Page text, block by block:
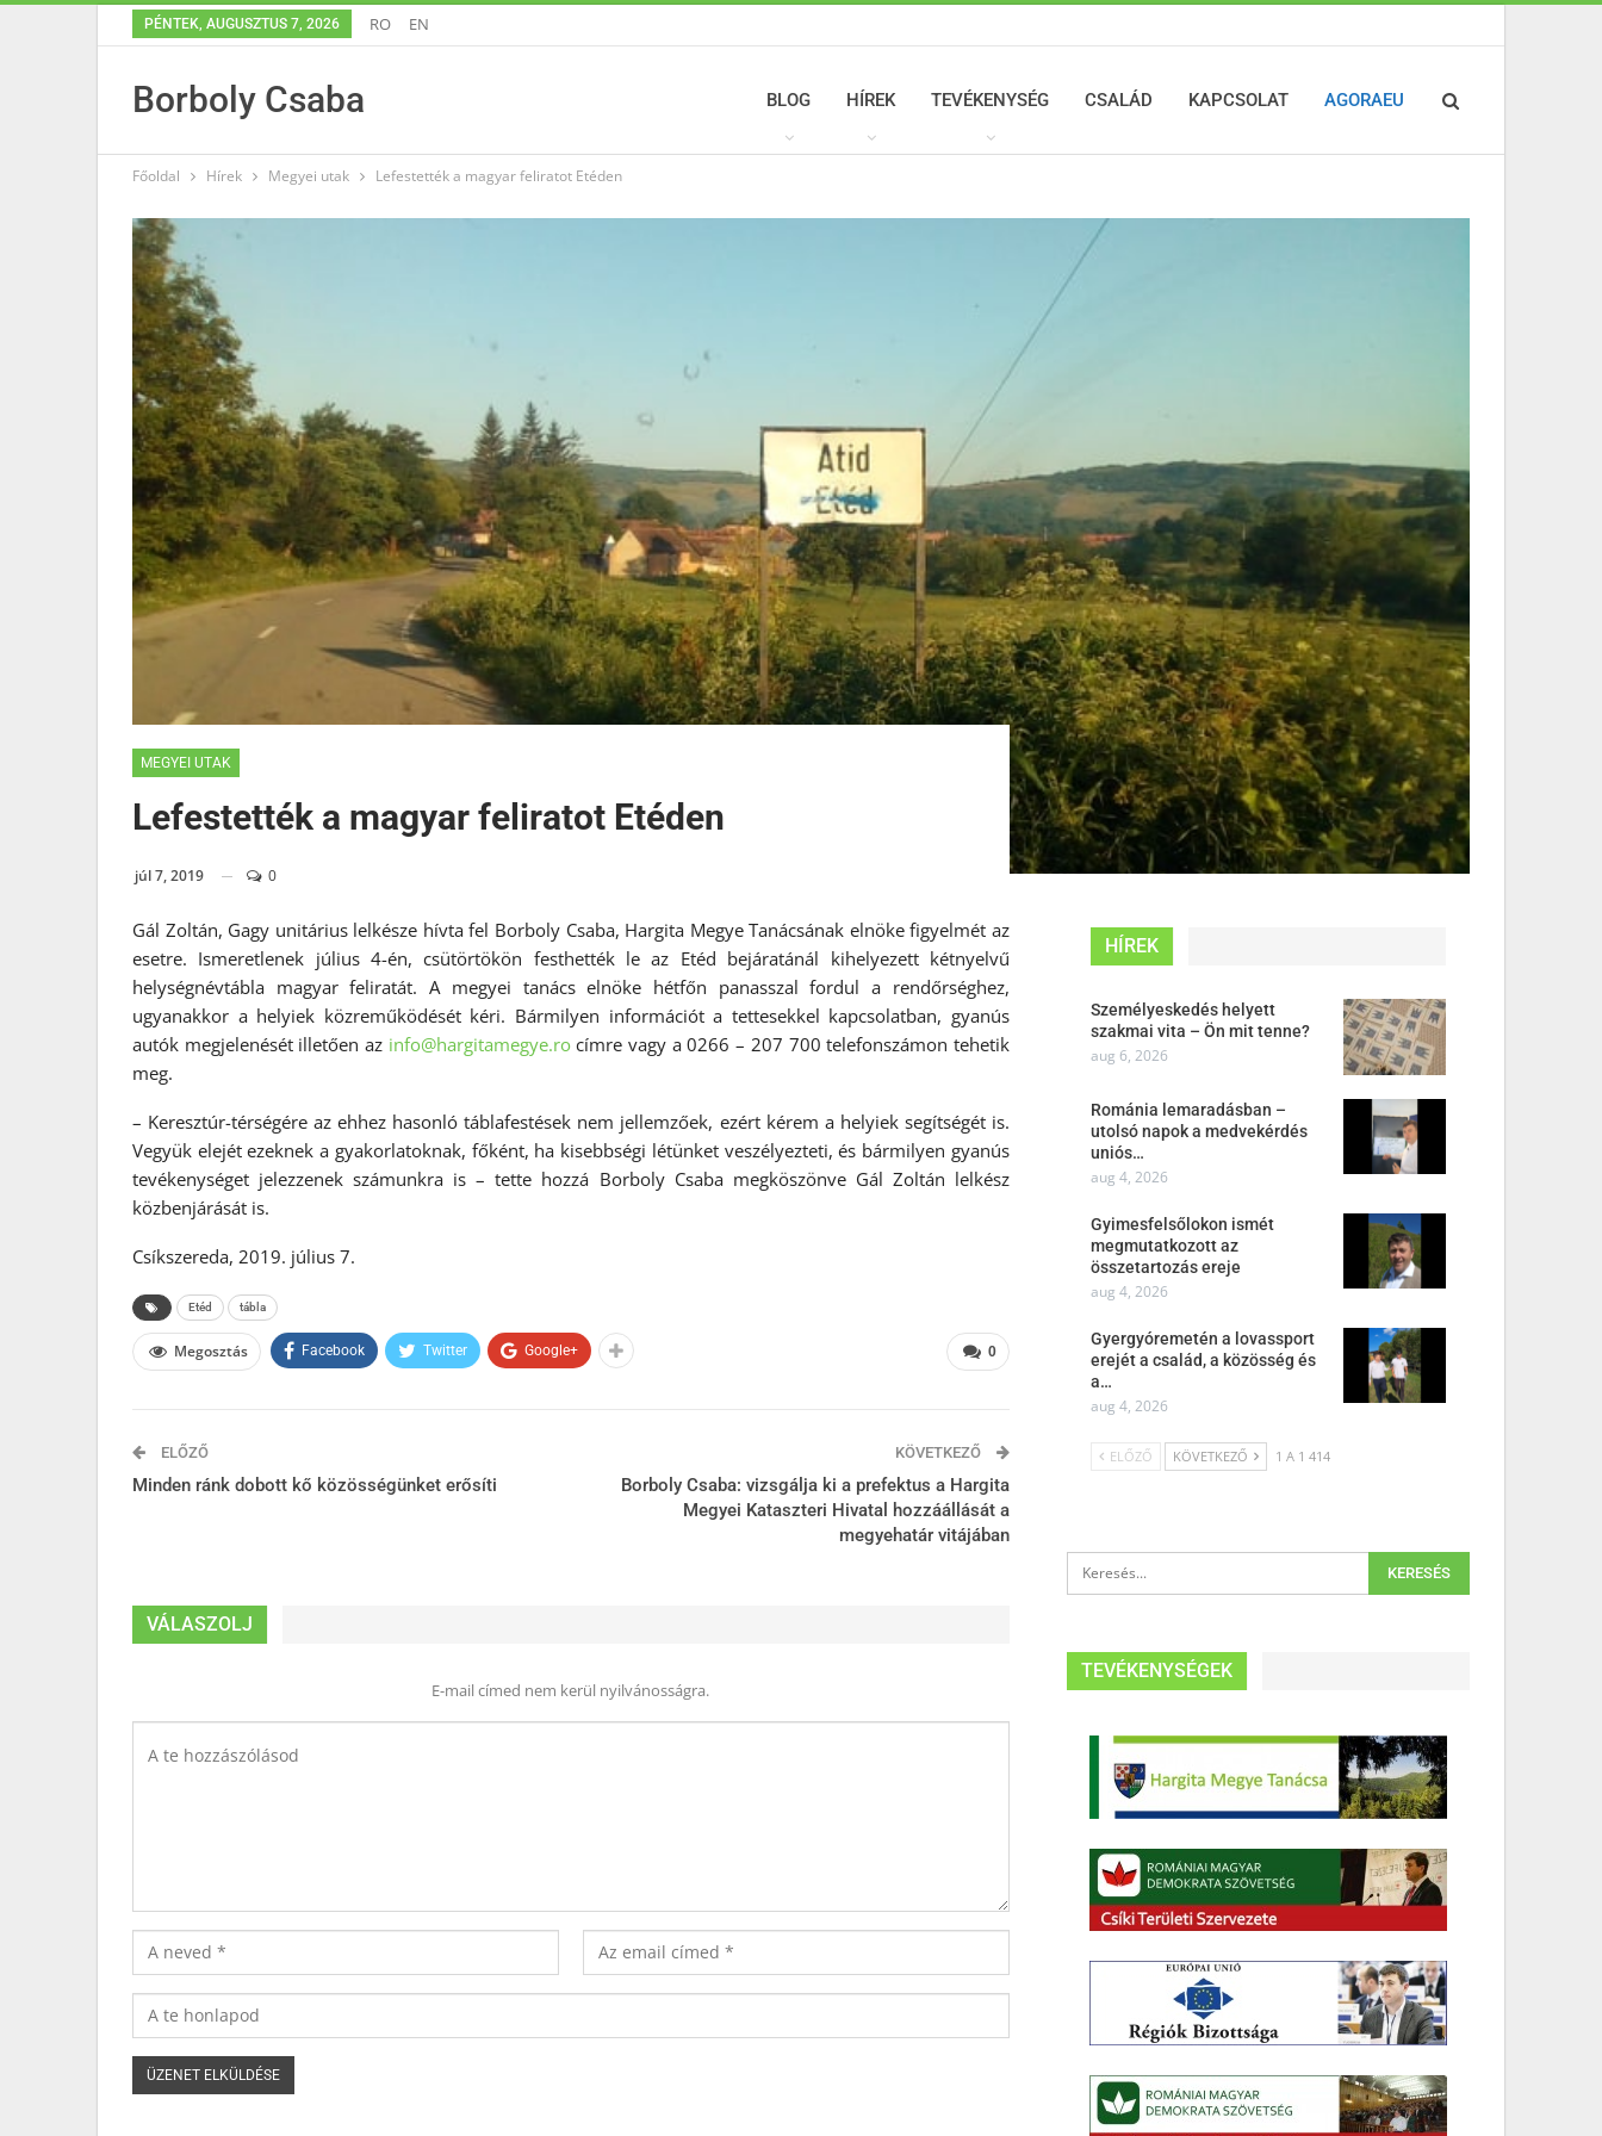
PÉNTEK, AUGUSZTUS 7, 2026 RO EN
Borboly Csaba BLOG HÍREK TEVÉKENYSÉG CSALÁD KAPCSOLAT AGORAEU
Főoldal Hírek Megyei utak Lefestették a magyar feliratot Etéden
MEGYEI UTAK
Lefestették a magyar feliratot Etéden
júl 7, 2019 0
Gál Zoltán, Gagy unitárius lelkésze hívta fel Borboly Csaba, Hargita Megye Tanácsának elnöke figyelmét az
esetre. Ismeretlenek július 4-én, csütörtökön festhették le az Etéd bejáratánál kihelyezett kétnyelvű
helységnévtábla magyar feliratát. A megyei tanács elnöke hétfőn panasszal fordul a rendőrséghez,
ugyanakkor a helyiek közreműködését kéri. Bármilyen információt a tettesekkel kapcsolatban, gyanús
autók megjelenését illetően az info@hargitamegye.rocímre vagy a 0266 – 207 700 telefonszámon tehetik
meg.
– Keresztúr-térségére az ehhez hasonló táblafestések nem jellemzőek, ezért kérem a helyiek segítségét is.
Vegyük elejét ezeknek a gyakorlatoknak, főként, ha kisebbségi létünket veszélyezteti, és bármilyen gyanús
tevékenységet jelezzenek számunkra is – tette hozzá Borboly Csaba megköszönve Gál Zoltán lelkész
közbenjárását is.
Csíkszereda, 2019. július 7.
Etéd tábla
0
Megosztás Facebook Twitter Google+
ELŐZŐ
Minden ránk dobott kő közösségünket erősíti
KÖVETKEZŐ
Borboly Csaba: vizsgálja ki a prefektus a Hargita
Megyei Kataszteri Hivatal hozzáállását a
megyehatár vitájában
VÁLASZOLJ
E-mail címed nem kerül nyilvánosságra.
HÍREK
Személyeskedés helyett
szakmai vita – Ön mit tenne?
aug 6, 2026
Románia lemaradásban –
utolsó napok a medvekérdés
uniós…
aug 4, 2026
Gyimesfelsőlokon ismét
megmutatkozott az
összetartozás ereje
aug 4, 2026
Gyergyóremetén a lovassport
erejét a család, a közösség és
a…
aug 4, 2026
ELŐZŐ KÖVETKEZŐ 1 A 1 414
TEVÉKENYSÉGEK